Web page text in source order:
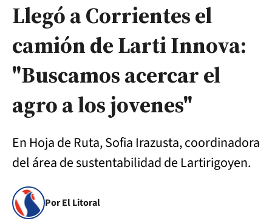
Llegó a Corrientes el
camión de Larti Innova:
"Buscamos acercar el
agro a los jovenes"
En Hoja de Ruta, Sofia Irazusta, coordinadora
del área de sustentabilidad de Lartirigoyen.
Por El Litoral